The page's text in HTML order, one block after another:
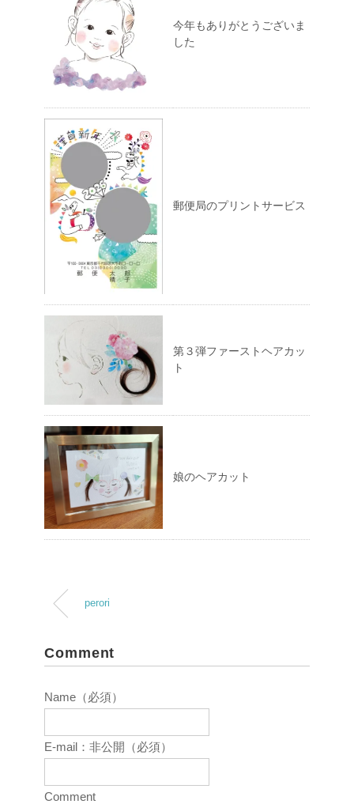
今年もありがとうございま
した
郵便局のプリントサービス
第３弾ファーストヘアカッ
ト
娘のヘアカット
perori
Comment
Name（必須）
E-mail：非公開（必須）
Comment